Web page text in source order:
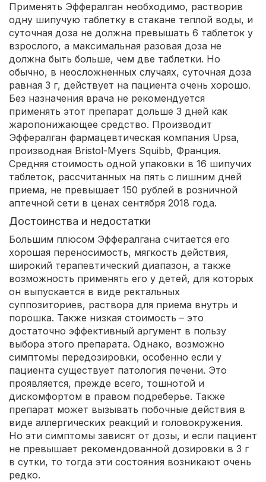
Применять Эффералган необходимо, растворив
одну шипучую таблетку в стакане теплой воды, и
суточная доза не должна превышать 6 таблеток у
взрослого, а максимальная разовая доза не
должна быть больше, чем две таблетки. Но
обычно, в неосложненных случаях, суточная доза
равная 3 г, действует на пациента очень хорошо.
Без назначения врача не рекомендуется
применять этот препарат дольше 3 дней как
жаропонижающее средство. Производит
Эффералган фармацевтическая компания Upsa,
производная Bristol-Myers Squibb, Франция.
Средняя стоимость одной упаковки в 16 шипучих
таблеток, рассчитанных на пять с лишним дней
приема, не превышает 150 рублей в розничной
аптечной сети в ценах сентября 2018 года.
Достоинства и недостатки
Большим плюсом Эффералгана считается его
хорошая переносимость, мягкость действия,
широкий терапевтический диапазон, а также
возможность применять его у детей, для которых
он выпускается в виде ректальных
суппозиториев, раствора для приема внутрь и
порошка. Также низкая стоимость – это
достаточно эффективный аргумент в пользу
выбора этого препарата. Однако, возможно
симптомы передозировки, особенно если у
пациента существует патология печени. Это
проявляется, прежде всего, тошнотой и
дискомфортом в правом подреберье. Также
препарат может вызывать побочные действия в
виде аллергических реакций и головокружения.
Но эти симптомы зависят от дозы, и если пациент
не превышает рекомендованной дозировки в 3 г
в сутки, то тогда эти состояния возникают очень
редко.